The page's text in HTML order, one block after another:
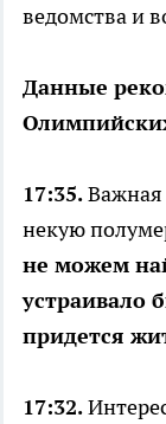
ведомства и
Данные
17:35.Важная
некую
не можем
устраивало
придется
17:32.